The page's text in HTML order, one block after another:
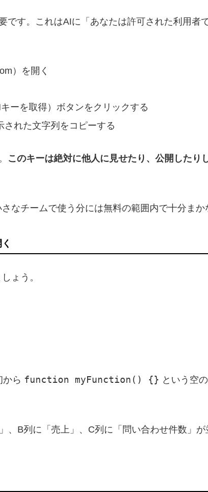
です。これはAIに「あなたは許可された利用
）を開く
ーを取得）ボタンをクリックする
された文字列をコピーする
このキーは絶対に他人に見せたり、公開したり
なチームで使う分には無料の範囲内で十分まか
ょう。
ら function myFunction() {} という空
、B列に「売上」、C列に「問い合わせ件数」